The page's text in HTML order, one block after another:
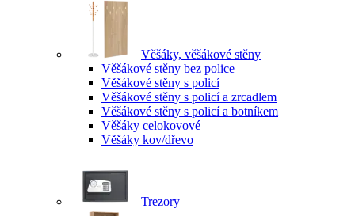
Věšáky, věšákové stěny
Věšákové stěny bez police
Věšákové stěny s policí
Věšákové stěny s policí a zrcadlem
Věšákové stěny s policí a botníkem
Věšáky celokovové
Věšáky kov/dřevo
Trezory